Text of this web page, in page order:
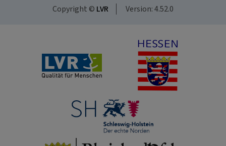
Copyright © LVR Version: 4.52.0